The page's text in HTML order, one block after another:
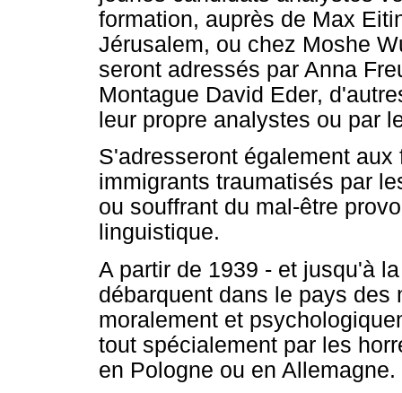
formation, auprès de Max
Jérusalem, ou chez Moshe
seront adressés par Anna
Montague David Eder,
leur propre analystes ou par
S'adresseront également
immigrants traumatisés par
ou souffrant du mal-être
linguistique.
A partir de 1939 - et jusqu'à
débarquent dans le pays
moralement et
tout spécialement par les
en Pologne ou en Allemagne.